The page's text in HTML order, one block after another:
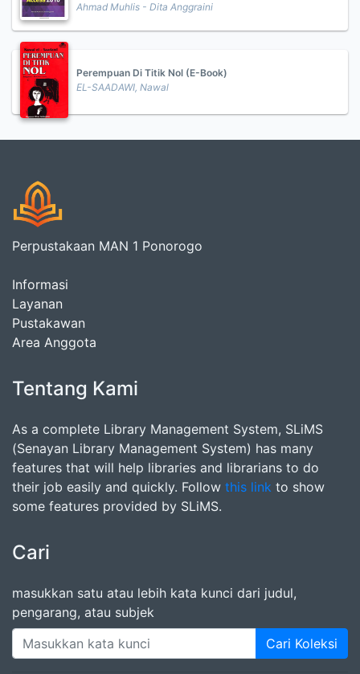
Ahmad Muhlis - Dita Anggraini
Perempuan Di Titik Nol (E-Book)
EL-SAADAWI, Nawal
Perpustakaan MAN 1 Ponorogo
Informasi
Layanan
Pustakawan
Area Anggota
Tentang Kami
As a complete Library Management System, SLiMS
(Senayan Library Management System) has many
features that will help libraries and librarians to do
their job easily and quickly. Follow this link to show
some features provided by SLiMS.
Cari
masukkan satu atau lebih kata kunci dari judul,
pengarang, atau subjek
Cari Koleksi